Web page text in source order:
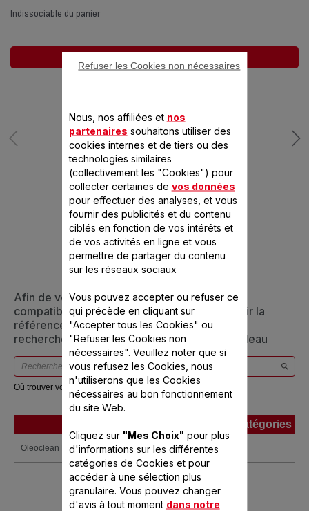
Indissociable du panier
Ajouter au panier
CONÇU POUR 1
PRODUIT(S)
Afin de vous assurer que cet article est bien
compatible avec votre appareil, veuillez saisir la
référence de votre produit dans la barre de
recherche ci-dessous ou vous référer au tableau
Où trouver votre référence ?
Catégories
Produits
Références
Oleoclean Deluxe FR701001
Nous, nos affiliées et nos
partenaires souhaitons utiliser des
cookies internes et de tiers ou des
technologies similaires
(collectivement les "Cookies") pour
collecter certaines de vos données
pour effectuer des analyses, et vous
fournir des publicités et du contenu
ciblés en fonction de vos intérêts et
de vos activités en ligne et vous
permettre de partager du contenu
sur les réseaux sociaux
Vous pouvez accepter ou refuser ce
qui précède en cliquant sur
"Accepter tous les Cookies" ou
"Refuser les Cookies non
nécessaires". Veuillez noter que si
vous refusez les Cookies, nous
n'utiliserons que les Cookies
nécessaires au bon fonctionnement
du site Web.
Cliquez sur "Mes Choix" pour plus
d'informations sur les différentes
catégories de Cookies et pour
accéder à une sélection plus
granulaire. Vous pouvez changer
d'avis à tout moment dans notre
Refuser les Cookies non nécessaires